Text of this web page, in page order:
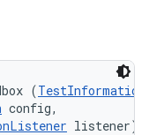
(TestInformation
config,
listener)